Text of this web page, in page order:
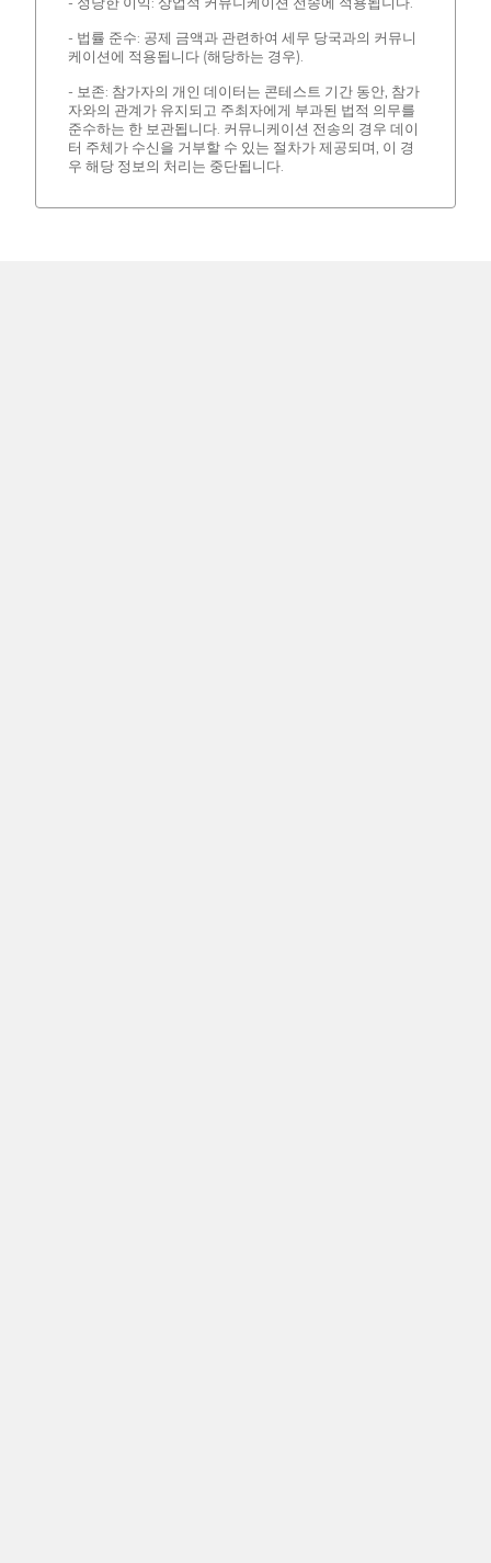
- 법률 준수: 공제 금액과 관련하여 세무 당국과의 커뮤니
케이션에 적용됩니다 (해당하는 경우).
- 보존: 참가자의 개인 데이터는 콘테스트 기간 동안, 참가
자와의 관계가 유지되고 주최자에게 부과된 법적 의무를
준수하는 한 보관됩니다. 커뮤니케이션 전송의 경우 데이
터 주체가 수신을 거부할 수 있는 절차가 제공되며, 이 경
우 해당 정보의 처리는 중단됩니다.